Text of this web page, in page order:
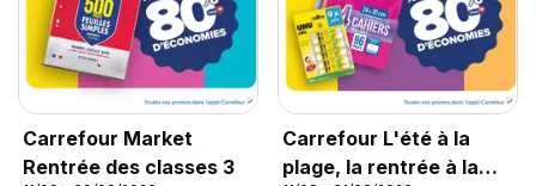
Carrefour Market
Rentrée des classes 3
Carrefour L'été à la
plage, la rentrée à la